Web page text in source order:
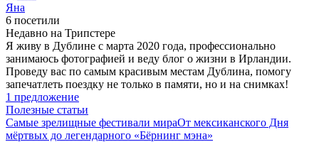
Яна
6 посетили
Недавно на Трипстере
Я живу в Дублине с марта 2020 года, профессионально
занимаюсь фотографией и веду блог о жизни в Ирландии.
Проведу вас по самым красивым местам Дублина, помогу
запечатлеть поездку не только в памяти, но и на снимках!
1 предложение
Полезные статьи
Самые зрелищные фестивали мираОт мексиканского Дня
мёртвых до легендарного «Бёрнинг мэна»